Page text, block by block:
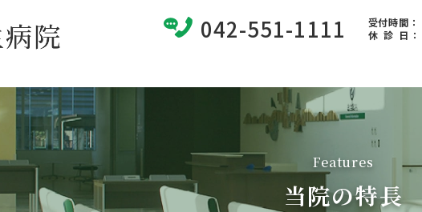
042-551-1111 受付時間：
休 診 日 ：
Features
当院の特長